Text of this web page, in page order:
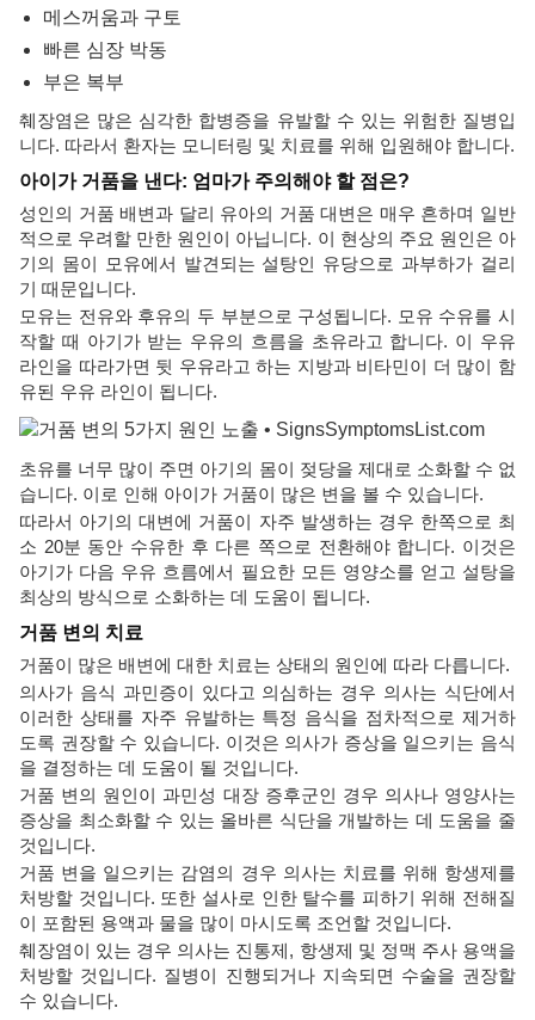
메스꺼움과 구토
빠른 심장 박동
부은 복부
췌장염은 많은 심각한 합병증을 유발할 수 있는 위험한 질병입
니다. 따라서 환자는 모니터링 및 치료를 위해 입원해야 합니다.
아이가 거품을 낸다: 엄마가 주의해야 할 점은?
성인의 거품 배변과 달리 유아의 거품 대변은 매우 흔하며 일반
적으로 우려할 만한 원인이 아닙니다. 이 현상의 주요 원인은 아
기의 몸이 모유에서 발견되는 설탕인 유당으로 과부하가 걸리
기 때문입니다.
모유는 전유와 후유의 두 부분으로 구성됩니다. 모유 수유를 시
작할 때 아기가 받는 우유의 흐름을 초유라고 합니다. 이 우유
라인을 따라가면 뒷 우유라고 하는 지방과 비타민이 더 많이 함
유된 우유 라인이 됩니다.
초유를 너무 많이 주면 아기의 몸이 젖당을 제대로 소화할 수 없
습니다. 이로 인해 아이가 거품이 많은 변을 볼 수 있습니다.
따라서 아기의 대변에 거품이 자주 발생하는 경우 한쪽으로 최
소 20분 동안 수유한 후 다른 쪽으로 전환해야 합니다. 이것은
아기가 다음 우유 흐름에서 필요한 모든 영양소를 얻고 설탕을
최상의 방식으로 소화하는 데 도움이 됩니다.
거품 변의 치료
거품이 많은 배변에 대한 치료는 상태의 원인에 따라 다릅니다.
의사가 음식 과민증이 있다고 의심하는 경우 의사는 식단에서
이러한 상태를 자주 유발하는 특정 음식을 점차적으로 제거하
도록 권장할 수 있습니다. 이것은 의사가 증상을 일으키는 음식
을 결정하는 데 도움이 될 것입니다.
거품 변의 원인이 과민성 대장 증후군인 경우 의사나 영양사는
증상을 최소화할 수 있는 올바른 식단을 개발하는 데 도움을 줄
것입니다.
거품 변을 일으키는 감염의 경우 의사는 치료를 위해 항생제를
처방할 것입니다. 또한 설사로 인한 탈수를 피하기 위해 전해질
이 포함된 용액과 물을 많이 마시도록 조언할 것입니다.
췌장염이 있는 경우 의사는 진통제, 항생제 및 정맥 주사 용액을
처방할 것입니다. 질병이 진행되거나 지속되면 수술을 권장할
수 있습니다.